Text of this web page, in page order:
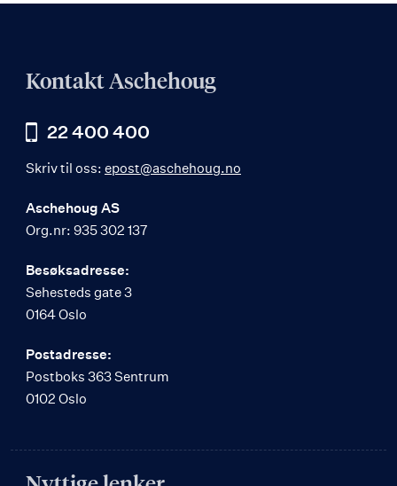
Kontakt Aschehoug
22 400 400
Skriv til oss: epost@aschehoug.no
Aschehoug AS
Org.nr: 935 302 137
Besøksadresse:
Sehesteds gate 3
0164 Oslo
Postadresse:
Postboks 363 Sentrum
0102 Oslo